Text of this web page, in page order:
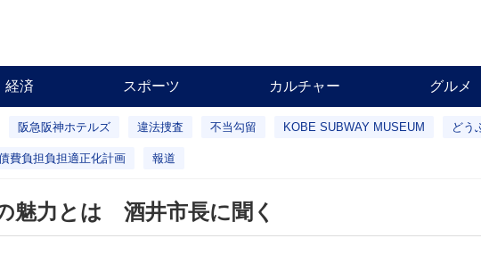
経済 スポーツ カルチャー グルメ
阪急阪神ホテルズ 違法捜査 不当勾留 KOBE SUBWAY MUSEUM どう
費負担負担適正化計画 報道
魅力とは 酒井市長に聞く